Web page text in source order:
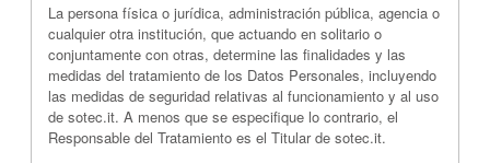
La persona física o jurídica, administración pública, agencia o
cualquier otra institución, que actuando en solitario o
conjuntamente con otras, determine las finalidades y las
medidas del tratamiento de los Datos Personales, incluyendo
las medidas de seguridad relativas al funcionamiento y al uso
de sotec.it. A menos que se especifique lo contrario, el
Responsable del Tratamiento es el Titular de sotec.it.